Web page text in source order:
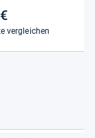
vergleichen